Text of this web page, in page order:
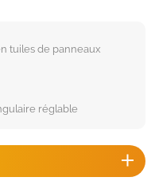
tuiles de panneaux
réglable